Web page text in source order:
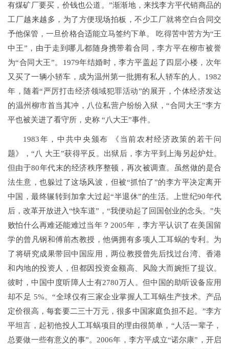
有煤矿厂要买，价钱也公道。”渐渐地，来找李方平代销商品的
工厂越来越多，为了方便现场拍板，不少工厂就将空白合同交
予他保管，一旦价格合适能立马签约下单。 吃得苦中苦方为“王
中王”，由于走到哪儿都随身携带着合同，李方平在柳市被誉
为“合同大王”。1979年结婚时，李方平盖起了四层小楼，次年
又买了一辆小轿车，成为温州第一批拥有私人轿车的人。1982
年，随着“严厉打击经济领域犯罪活动”的展开，个体经济发达
的温州柳市首当其冲，八位私营户纷纷入狱，“合同大王”李方
平也被关进了看守所，史称 “八大王”事件。
1983年，中共中央颁布 《当前农村经济政策的若干问
题》，“八 大王”获得平反。出狱后，李方平到上海另起炉灶。
但由于80年代末的经济秩序整顿，再次被调查。虽然做的是合
法生意，也躲过了这场风波，但被“抓怕了”的李方平决定离开
中国，最终辗转到加拿大过起“半退休”的生活。上世纪90年代
后，改革开放进入“快车道”，“我便动起了回国创业的念头。”失
败怕什么再难还能难过当年？2005年，李方平认识了在美国留
学的曾凡钢和傅前杰教授，他俩拥有多项人工耳蜗的专利。为
了将研究成果带回中国应用，两位教授曾先后找过台湾、香港
和内地的投资人，但都因投资金额高、风险大而婉拒了提议。
彼时，中国中度听障人士有2780万人。但中国的助听设备应用
却不足 5%。“全球仅有三家企业掌握人工耳蜗生产技术。产品
定价很高，每套要二三十万元，很多中国家庭负担不起。”李方
平坦言，起初他投人工耳蜗项目的理由很简单，“人活一辈子，
总要做一些有意义的事”。2006年，李方平成立“诺尔康”，开启